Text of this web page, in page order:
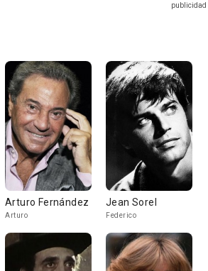
Arturo Fernández
Arturo
Jean Sorel
Federico